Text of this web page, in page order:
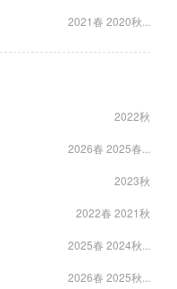
2021春 2020秋...
2022秋
2026春 2025春...
2023秋
2022春 2021秋
2025春 2024秋...
2026春 2025秋...